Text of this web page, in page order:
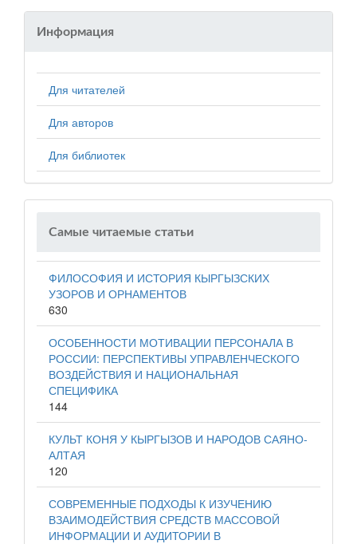
Информация
Для читателей
Для авторов
Для библиотек
Самые читаемые статьи
ФИЛОСОФИЯ И ИСТОРИЯ КЫРГЫЗСКИХ
УЗОРОВ И ОРНАМЕНТОВ
630
ОСОБЕННОСТИ МОТИВАЦИИ ПЕРСОНАЛА В
РОССИИ: ПЕРСПЕКТИВЫ УПРАВЛЕНЧЕСКОГО
ВОЗДЕЙСТВИЯ И НАЦИОНАЛЬНАЯ
СПЕЦИФИКА
144
КУЛЬТ КОНЯ У КЫРГЫЗОВ И НАРОДОВ САЯНО-
АЛТАЯ
120
СОВРЕМЕННЫЕ ПОДХОДЫ К ИЗУЧЕНИЮ
ВЗАИМОДЕЙСТВИЯ СРЕДСТВ МАССОВОЙ
ИНФОРМАЦИИ И АУДИТОРИИ В